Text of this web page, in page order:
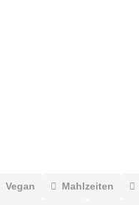
Vegan Mahlzeiten